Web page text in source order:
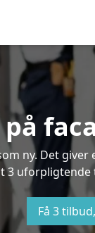
ny. Det
uforpligtende
Få 3